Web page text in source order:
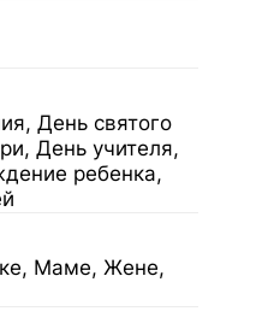
День святого
День учителя,
ребенка,
Маме, Жене,